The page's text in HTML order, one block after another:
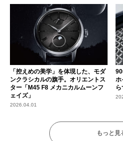
「控えめの美学」を体現した、モダ
ンクラシカルの旗手。オリエントス
ター「M45 F8 メカニカルムーンフ
ェイズ」
2026.04.01
ホ
もっと見